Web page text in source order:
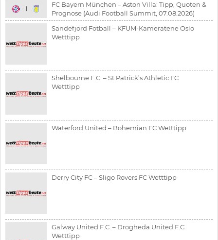
FC Bayern München – Aston Villa: Tipp, Quoten &
Prognose (Audi Football Summit, 07.08.2026)
Sandefjord Fotball – KFUM-Kameratene Oslo
Wetttipp
Shelbourne F.C. – St Patrick’s Athletic FC
Wetttipp
Waterford United – Bohemian FC Wetttipp
Derry City FC – Sligo Rovers FC Wetttipp
Galway United F.C. – Drogheda United F.C.
Wetttipp